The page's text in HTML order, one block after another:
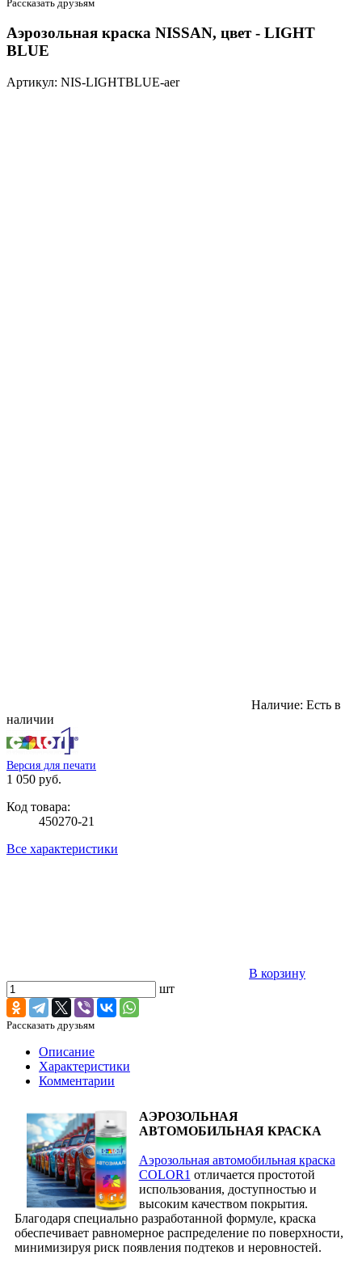
Рассказать друзьям
Аэрозольная краска NISSAN, цвет - LIGHT
BLUE
Артикул: NIS-LIGHTBLUE-aer
Наличие: Есть в
наличии
Версия для печати
1 050 руб.
Код товара:
450270-21
Все характеристики
В корзину
шт
Рассказать друзьям
Описание
Характеристики
Комментарии
АЭРОЗОЛЬНАЯ
АВТОМОБИЛЬНАЯ КРАСКА
Аэрозольная автомобильная краска
COLOR1 отличается простотой
использования, доступностью и
высоким качеством покрытия.
Благодаря специально разработанной формуле, краска
обеспечивает равномерное распределение по поверхности,
минимизируя риск появления подтеков и неровностей.